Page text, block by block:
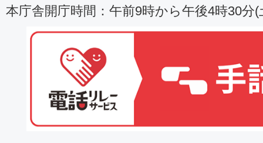
本庁舎開庁時間：午前9時から午後4時30分